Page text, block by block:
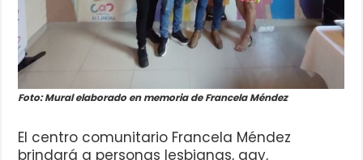
Foto: Mural elaborado en memoria de Francela Méndez
El centro comunitario Francela Méndez
brindará a personas lesbianas, gay,